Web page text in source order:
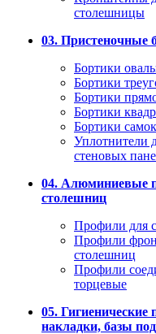
столешницы
03. Пристеночные
Бортики
Бортики
Бортики
Бортики
Бортики
Уплотнители
стеновых
04. Алюминиевые
столешниц
Профили для
Профили
столешниц
Профили
торцевые
05.
накладки, базы